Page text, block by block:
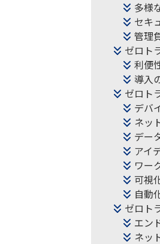
多様
セキ
管理
ゼロト
利便
導入
ゼロト
デバ
ネッ
デー
アイ
ワー
可視
自動
ゼロト
エン
ネッ